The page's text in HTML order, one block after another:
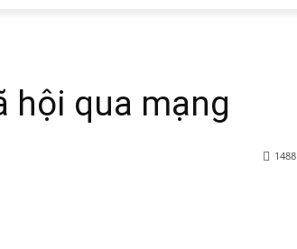
hội qua mạng
1488